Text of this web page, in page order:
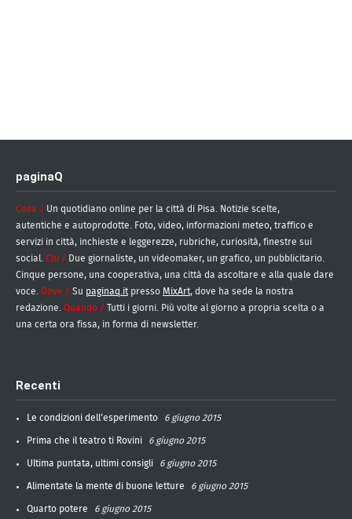
paginaQ
Cosa / Un quotidiano online per la città di Pisa. Notizie scelte,
autentiche e autoprodotte. Foto, video, informazioni meteo, traffico e
servizi in città, inchieste e leggerezze, rubriche, curiosità, finestre sui
social. Chi /
Due giornaliste, un videomaker, un grafico, un pubblicitario.
Cinque persone, una cooperativa, una città da ascoltare e alla quale dare
voce.
Dove / Su paginaq.it presso MixArt, dove ha sede la nostra
redazione. Quando /
Tutti i giorni. Più volte al giorno a propria scelta o a
una certa ora fissa, in forma di newsletter.
Recenti
Le condizioni dell’esperimento 6 giugno 2015
Prima che il teatro ti Rovini 6 giugno 2015
Ultima puntata, ultimi consigli 6 giugno 2015
Alimentate la mente di buone letture 6 giugno 2015
Quarto potere 6 giugno 2015